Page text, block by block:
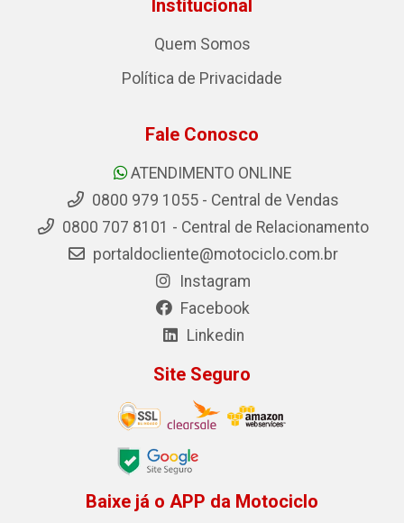
Institucional
Quem Somos
Política de Privacidade
Fale Conosco
ATENDIMENTO ONLINE
0800 979 1055 - Central de Vendas
0800 707 8101 - Central de Relacionamento
portaldocliente@motociclo.com.br
Instagram
Facebook
Linkedin
Site Seguro
Baixe já o APP da Motociclo